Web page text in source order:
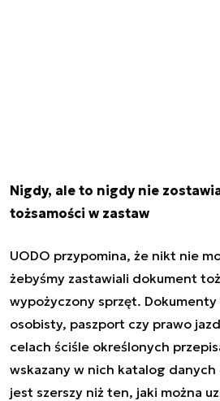
Nigdy, ale to nigdy nie
tożsamości w zastaw
UODO przypomina, że nikt nie
żebyśmy zastawiali dokument
wypożyczony sprzęt.
osobisty, paszport czy prawo
celach ściśle określonych
wskazany w nich katalog
jest szerszy niż ten, jaki można